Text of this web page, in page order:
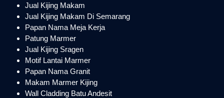
Jual Kijing Makam
Jual Kijing Makam Di Semarang
Papan Nama Meja Kerja
Patung Marmer
Jual Kijing Sragen
Motif Lantai Marmer
Papan Nama Granit
Makam Marmer Kijing
Wall Cladding Batu Andesit